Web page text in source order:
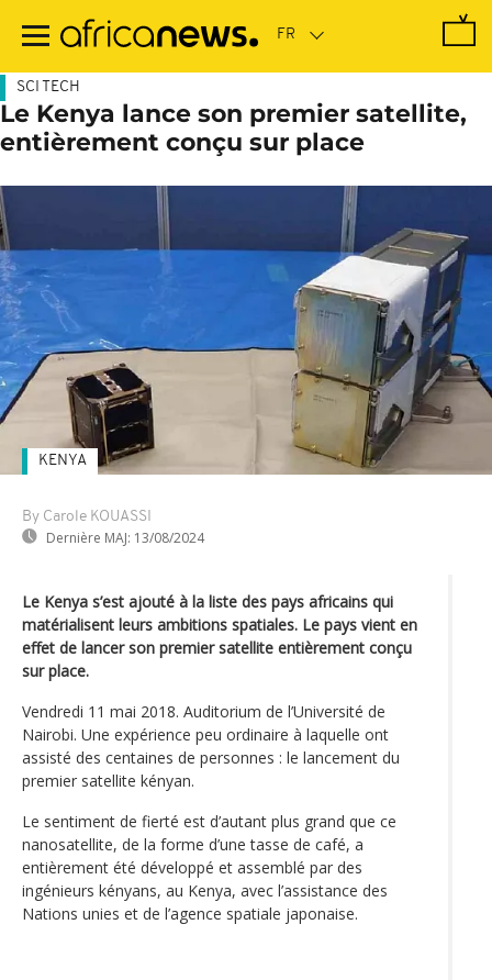
contenu
SCI TECH
Le Kenya lance son premier satellite,
entièrement conçu sur place
By Carole KOUASSI
Dernière MAJ: 13/08/2024
KENYA
Le Kenya s’est ajouté à la liste des pays africains qui
matérialisent leurs ambitions spatiales. Le pays vient en
effet de lancer son premier satellite entièrement conçu
sur place.
Vendredi 11 mai 2018. Auditorium de l’Université de
Nairobi. Une expérience peu ordinaire à laquelle ont
assisté des centaines de personnes : le lancement du
premier satellite kényan.
Le sentiment de fierté est d’autant plus grand que ce
nanosatellite, de la forme d’une tasse de café, a
entièrement été développé et assemblé par des
ingénieurs kényans, au Kenya, avec l’assistance des
Nations unies et de l’agence spatiale japonaise.